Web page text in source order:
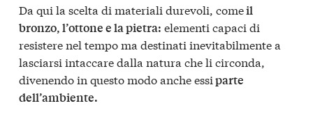
Da qui la scelta di materiali durevoli, comeil
bronzo, l’ottone e la pietra: elementi capaci di
resistere nel tempo ma destinati inevitabilmente a
lasciarsi intaccare dalla natura che li circonda,
divenendo in questo modo anche essiparte
dell’ambiente.